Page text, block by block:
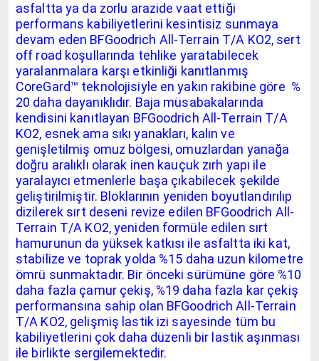
asfaltta ya da zorlu arazide vaat ettiği
performans kabiliyetlerini kesintisiz sunmaya
devam eden BFGoodrich All-Terrain T/A KO2, sert
off road koşullarında tehlike yaratabilecek
yaralanmalara karşı etkinliği kanıtlanmış
CoreGard™ teknolojisiyle en yakın rakibine göre %
20 daha dayanıklıdır. Baja müsabakalarında
kendisini kanıtlayan BFGoodrich All-Terrain T/A
KO2, esnek ama sıkı yanakları, kalın ve
genişletilmiş omuz bölgesi, omuzlardan yanağa
doğru aralıklı olarak inen kauçuk zırh yapı ile
yaralayıcı etmenlerle başa çıkabilecek şekilde
geliştirilmiştir. Bloklarının yeniden boyutlandırılıp
dizilerek sırt deseni revize edilen BFGoodrich All-
Terrain T/A KO2, yeniden formüle edilen sırt
hamurunun da yüksek katkısı ile asfaltta iki kat,
stabilize ve toprak yolda %15 daha uzun kilometre
ömrü sunmaktadır. Bir önceki sürümüne göre %10
daha fazla çamur çekiş, %19 daha fazla kar çekiş
performansına sahip olan BFGoodrich All-Terrain
T/A KO2, gelişmiş lastik izi sayesinde tüm bu
kabiliyetlerini çok daha düzenli bir lastik aşınması
ile birlikte sergilemektedir.